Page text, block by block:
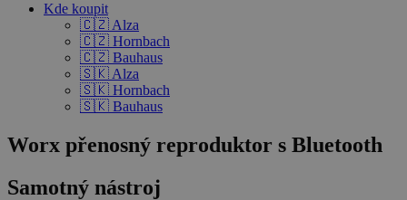
Kde koupit
🇨🇿 Alza
🇨🇿 Hornbach
🇨🇿 Bauhaus
🇸🇰 Alza
🇸🇰 Hornbach
🇸🇰 Bauhaus
Worx přenosný reproduktor s Bluetooth
Samotný nástroj